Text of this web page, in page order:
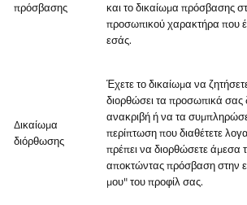
πρόσβασης
και το δικαίωμα πρόσβασης
προσωπικού χαρακτήρα που
εσάς.
Δικαίωμα
διόρθωσης
Έχετε το δικαίωμα να
διορθώσει τα προσωπικά σας
ανακριβή ή να τα
περίπτωση που διαθέτετε
πρέπει να διορθώσετε άμεσα
αποκτώντας πρόσβαση στην
μου" του προφίλ σας.